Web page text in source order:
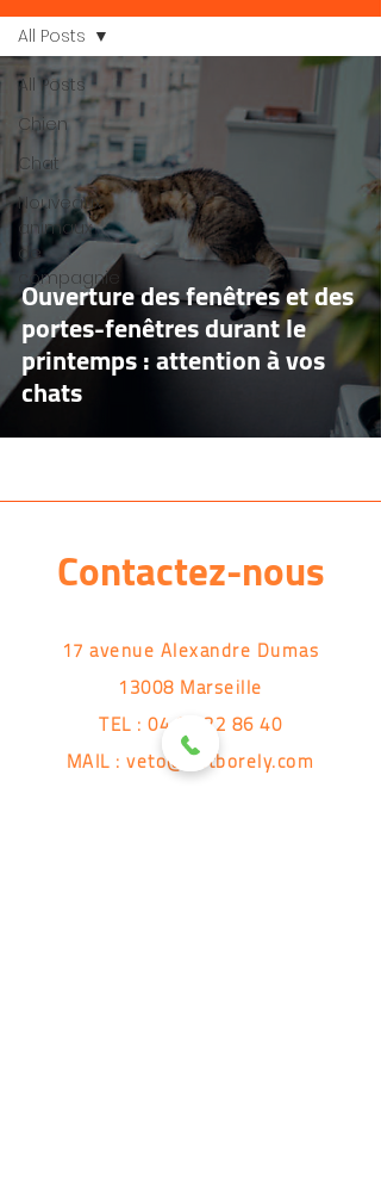
All Posts
Chien
Chat
Nouveaux
animaux
de
compagnie
All Posts
Ouverture des fenêtres et des
portes-fenêtres durant le
printemps : attention à vos
chats
Contactez-nous
17 avenue Alexandre Dumas
13008 Marseille
TEL : 04 91 22 86 40
MAIL :veto@vetborely.com